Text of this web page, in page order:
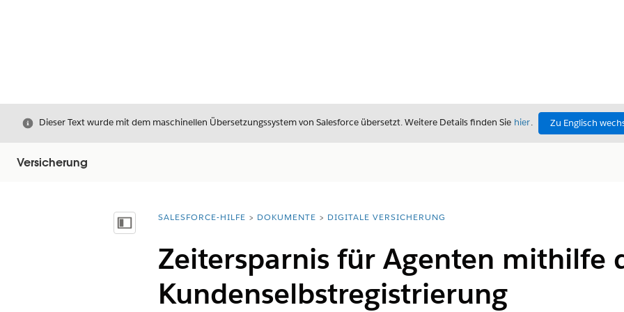
Schließen
Dieser Text wurde mit dem maschinellen Übersetzungssystem von Salesforce übersetzt. Weitere Details finden Sie hier. Zu Englisch
Versicherung
Inhalt anzeigenSie befinden sich hier:
SALESFORCE-HILFE DOKUMENTE DIGITALE VERSICHERUNG
Zeitersparnis für Agenten mithilfe
Kundenselbstregistrierung